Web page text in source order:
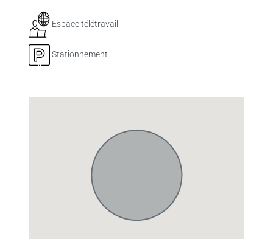
Espace télétravail
Stationnement